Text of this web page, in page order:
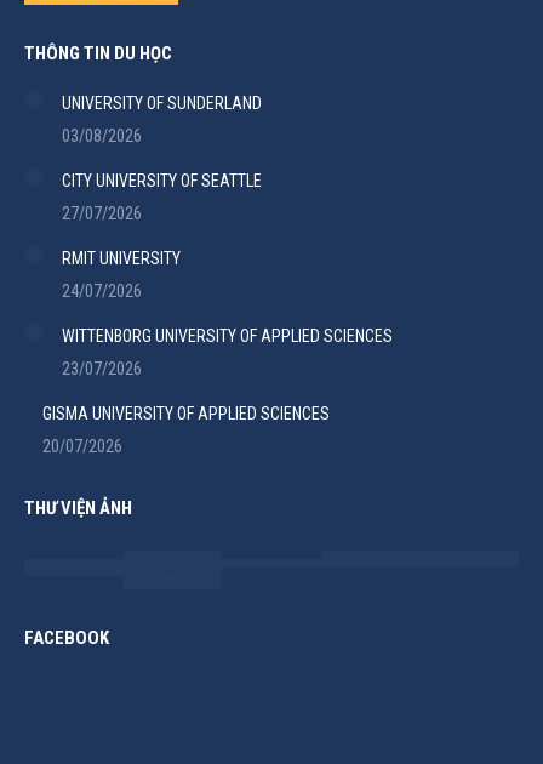
THÔNG TIN DU HỌC
UNIVERSITY OF SUNDERLAND
03/08/2026
CITY UNIVERSITY OF SEATTLE
27/07/2026
RMIT UNIVERSITY
24/07/2026
WITTENBORG UNIVERSITY OF APPLIED SCIENCES
23/07/2026
GISMA UNIVERSITY OF APPLIED SCIENCES
20/07/2026
THƯ VIỆN ẢNH
FACEBOOK